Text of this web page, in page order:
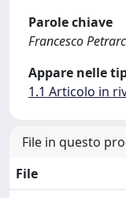
Parole chiave
Francesco
Appare nelle
1.1 Articolo in
File in questo
File